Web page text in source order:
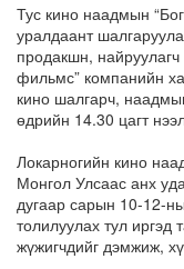
Тус кино наадмын
уралдаант
продакшн,
фильмс” компанийн
кино шалгарч,
өдрийн 14.30 цагт
Локарногийн кино
Монгол Улсаас анх
дугаар сарын 10-12-
толилуулах тул иргэд
жүжигчдийг дэмжиж,